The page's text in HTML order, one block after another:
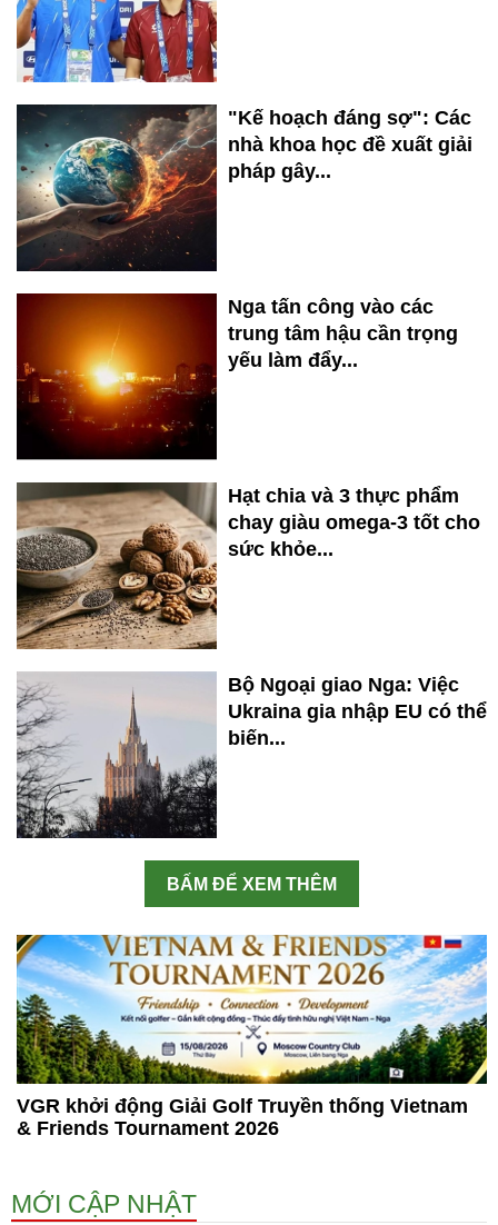
"Kế hoạch đáng sợ": Các
nhà khoa học đề xuất giải
pháp gây...
Nga tấn công vào các
trung tâm hậu cần trọng
yếu làm đẩy...
Hạt chia và 3 thực phẩm
chay giàu omega-3 tốt cho
sức khỏe...
Bộ Ngoại giao Nga: Việc
Ukraina gia nhập EU có thể
biến...
BẤM ĐỂ XEM THÊM
VGR khởi động Giải Golf Truyền thống Vietnam
& Friends Tournament 2026
MỚI CẬP NHẬT